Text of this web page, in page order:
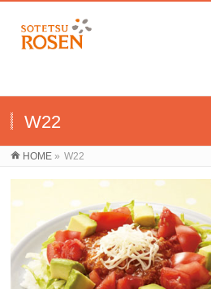
W22
HOME » W22